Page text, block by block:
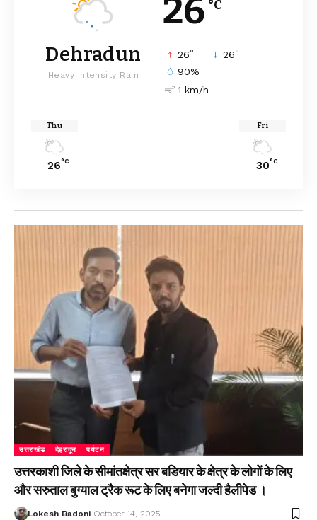
26 °C
Dehradun
Heavy Intensity Rain
26° 26°
90%
1 km/h
Thu
26°C
Fri
30°C
उत्तराखंड देहरादून पर्यटन
उत्तरकाशी जिले के सीमांतक्षेत्र सर बडियार के क्षेत्र के लोगों के लिए
और सरुताल बुग्याल ट्रैक रूट के लिए बनेगा जल्दी हैलीपेड ।
Lokesh Badoni October 14, 2025